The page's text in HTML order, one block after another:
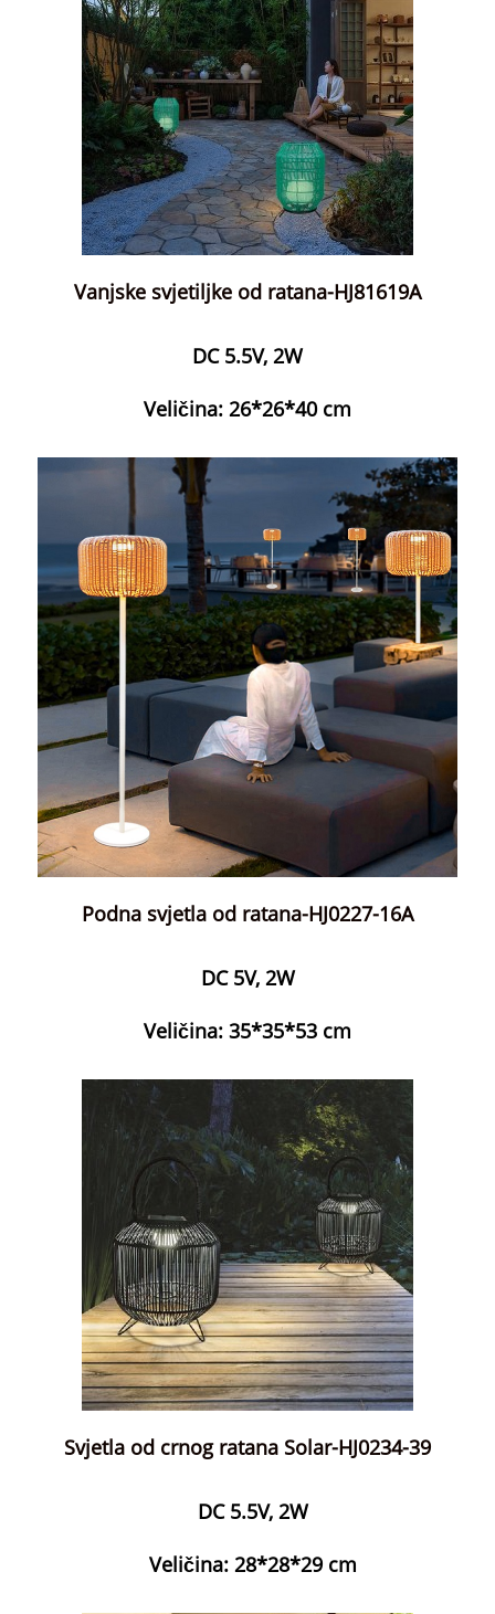
Vanjske svjetiljke od ratana-HJ81619A
DC 5.5V, 2W
Veličina: 26*26*40 cm
Podna svjetla od ratana-HJ0227-16A
DC 5V, 2W
Veličina: 35*35*53 cm
Svjetla od crnog ratana Solar-HJ0234-39
DC 5.5V, 2W
Veličina: 28*28*29 cm